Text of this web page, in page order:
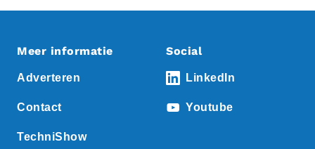
Meer informatie
Adverteren
Contact
TechniShow
Social
LinkedIn
Youtube